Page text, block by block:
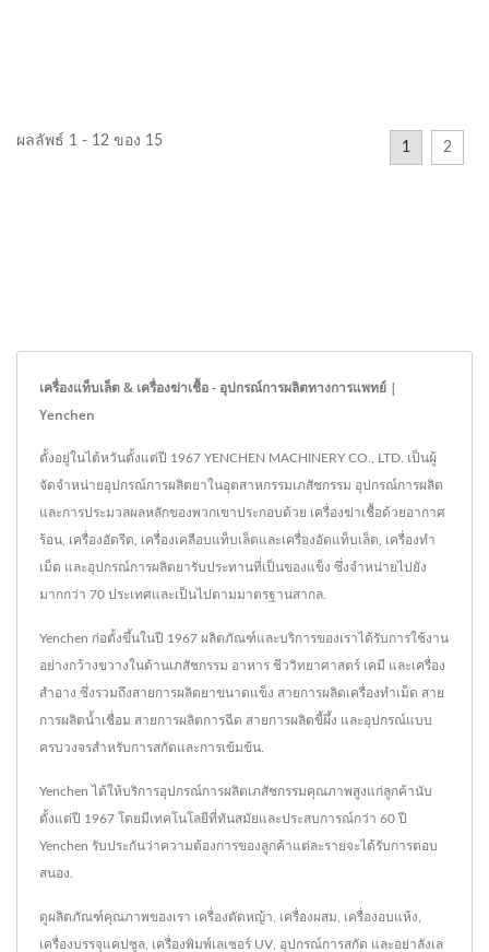
ผลลัพธ์ 1 - 12 ของ 15 1 2
เครื่องแท็บเล็ต & เครื่องฆ่าเชื้อ - อุปกรณ์การผลิตทางการแพทย์ |
Yenchen
ตั้งอยู่ในไต้หวันตั้งแต่ปี 1967 YENCHEN MACHINERY CO., LTD. เป็นผู้
จัดจำหน่ายอุปกรณ์การผลิตยาในอุตสาหกรรมเภสัชกรรม อุปกรณ์การผลิต
และการประมวลผลหลักของพวกเขาประกอบด้วย เครื่องฆ่าเชื้อด้วยอากาศ
ร้อน, เครื่องอัดรีด, เครื่องเคลือบแท็บเล็ตและเครื่องอัดแท็บเล็ต, เครื่องทำ
เม็ด และอุปกรณ์การผลิตยารับประทานที่เป็นของแข็ง ซึ่งจำหน่ายไปยัง
มากกว่า 70 ประเทศและเป็นไปตามมาตรฐานสากล.
Yenchen ก่อตั้งขึ้นในปี 1967 ผลิตภัณฑ์และบริการของเราได้รับการใช้งาน
อย่างกว้างขวางในด้านเภสัชกรรม อาหาร ชีววิทยาศาสตร์ เคมี และเครื่อง
สำอาง ซึ่งรวมถึงสายการผลิตยาขนาดแข็ง สายการผลิตเครื่องทำเม็ด สาย
การผลิตน้ำเชื่อม สายการผลิตการฉีด สายการผลิตขี้ผึ้ง และอุปกรณ์แบบ
ครบวงจรสำหรับการสกัดและการเข้มข้น.
Yenchen ได้ให้บริการอุปกรณ์การผลิตเภสัชกรรมคุณภาพสูงแก่ลูกค้านับ
ตั้งแต่ปี 1967 โดยมีเทคโนโลยีที่ทันสมัยและประสบการณ์กว่า 60 ปี
Yenchen รับประกันว่าความต้องการของลูกค้าแต่ละรายจะได้รับการตอบ
สนอง.
ดูผลิตภัณฑ์คุณภาพของเรา เครื่องตัดหญ้า เครื่องผสม เครื่องอบแห้ง
เครื่องบรรจุแคปซูล เครื่องพิมพ์เลเซอร์ UV อุปกรณ์การสกัด และอย่าลังเล